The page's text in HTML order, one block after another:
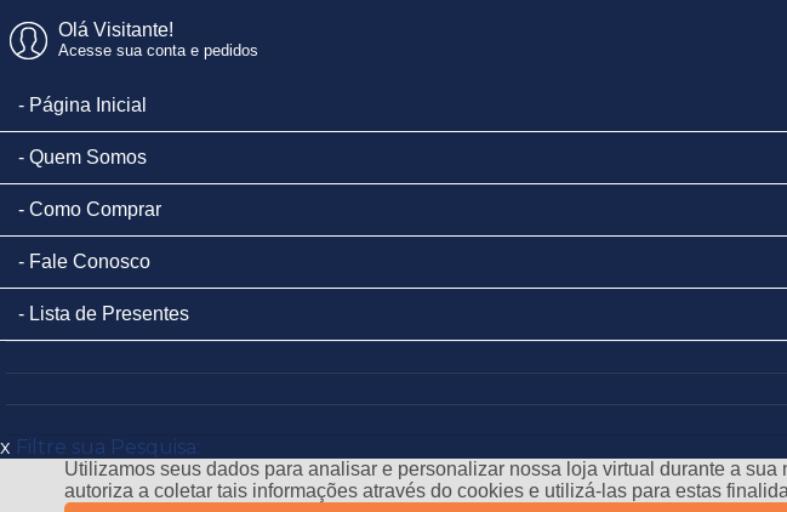
Olá Visitante!
Acesse sua conta e pedidos
Página Inicial
Quem Somos
Como Comprar
Fale Conosco
Lista de Presentes
x Filtre sua Pesquisa:
Utilizamos seus dados para analisar e personalizar nossa loja virtual durante a
autoriza a coletar tais informações através do cookies e utilizá-las para estas